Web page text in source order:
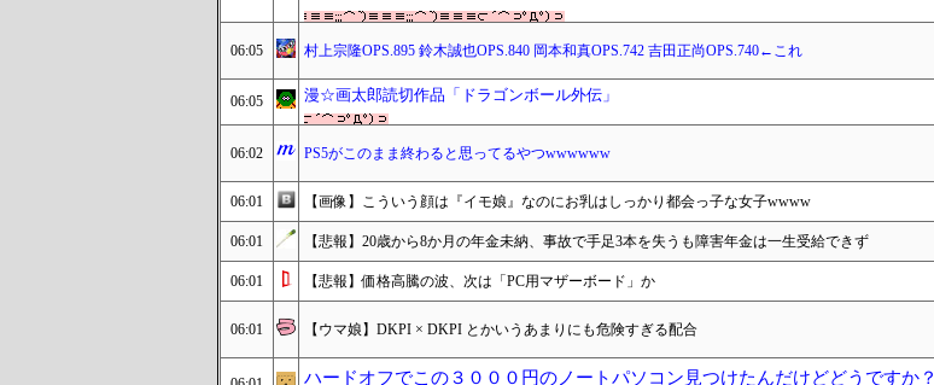
06:05 村上宗隆OPS.895 鈴木誠也OPS.840 岡本和真OPS.742 吉田正尚OPS.740←これ
06:05 漫☆画太郎読切作品「ドラゴンボール外伝」
06:02 PS5がこのまま終わると思ってるやつwwwwww
06:01 【画像】こういう顔は『イモ娘』なのにお乳はしっかり都会っ子な女子wwww
06:01 【悲報】20歳から8か月の年金未納、事故で手足3本を失うも障害年金は一生受給できず
06:01 【悲報】価格高騰の波、次は「PC用マザーボード」か
06:01 【ウマ娘】DKPI × DKPI とかいうあまりにも危険すぎる配合
ハードオフでこの３０００円のノートパソコン見つけたんだけどどうですか？